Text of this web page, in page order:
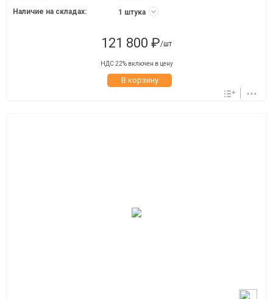
Наличие на складах:
1 штука
121 800 ₽/шт
НДС 22% включен в цену
В корзину